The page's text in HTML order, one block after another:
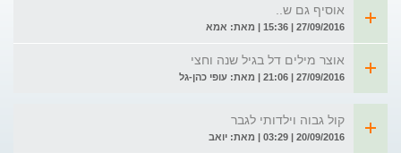
אוסיף גם ש..
27/09/2016 | 15:36 | מאת: אמא
אוצר מילים דל בגיל שנה וחצי
27/09/2016 | 21:06 | מאת: עופי כהן-גל
קול גבוה וילדותי לגבר
20/09/2016 | 03:29 | מאת: יואב